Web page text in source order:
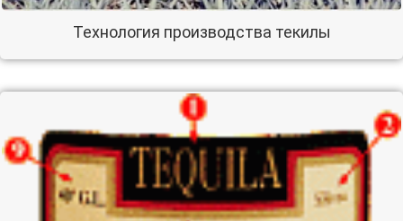
Технология производства текилы